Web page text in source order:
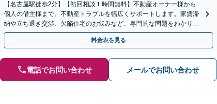
【名古屋駅徒歩2分】【初回相談１時間無料】不動産オーナー様から
個人の借主様まで、不動産トラブルを幅広くサポートします。家賃滞
納や立ち退き交渉、欠陥住宅のお悩みなど、専門的な問題をわかりや
すく説明。まずはご相談ください。
料金表を見る
電話でお問い合わせ メールでお問い合わせ